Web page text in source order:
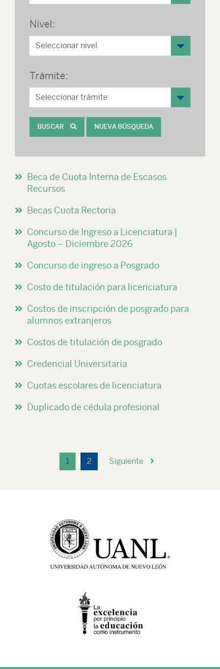
Nivel:
Trámite:
BUSCAR NUEVA BÚSQUEDA
Beca de Cuota Interna de Escasos
Recursos
Becas Cuota Rectoria
Concurso de Ingreso a Licenciatura |
Agosto – Diciembre 2026
Concurso de ingreso a Posgrado
Costo de titulación para licenciatura
Costos de inscripción de posgrado para
alumnos extranjeros
Costos de titulación de posgrado
Credencial Universitaria
Cuotas escolares de licenciatura
Duplicado de cédula profesional
1 2 Siguiente